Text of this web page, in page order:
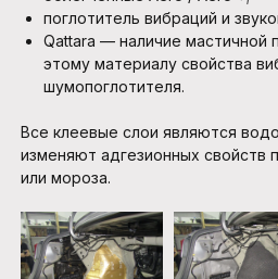
поглотитель вибраций и
Qattara — наличие мастичной
этому материалу свойства
шумопоглотителя.
Все клеевые слои являются
изменяют адгезионных свойств
или мороза.